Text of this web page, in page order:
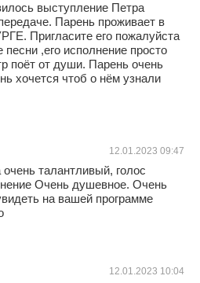
выступление Петра
Парень проживает в
Пригласите его пожалуйста
песни ,его исполнение просто
поёт от души. Парень очень
хочется чтоб о нём узнали
12.01.2023 09:47
талантливый, голос
Очень душевное. Очень
на вашей программе
12.01.2023 10:04